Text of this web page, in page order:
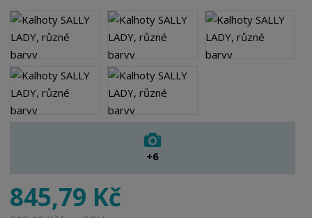
+6
845,79 Kč